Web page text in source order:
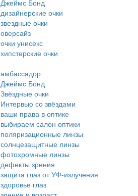
Джеймс Бонд
дизайнерские очки
звездные очки
оверсайз
очки унисекс
хипстерские очки
амбассадор
Джеймс Бонд
Звёздные очки
Интервью со звёздами
ваши права в оптике
выбираем салон оптики
поляризационные линзы
солнцезащитные линзы
фотохромные линзы
дефекты зрения
защита глаз от УФ-излучения
здоровье глаз